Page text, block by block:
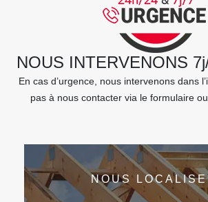
NOUS INTERVENONS
En cas d’urgence, nous intervenons dans
pas à nous contacter via le formulaire
NOUS